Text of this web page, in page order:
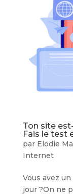
Ton site
Fais le test
par Elodie
Internet
Vous avez
jour ?On ne